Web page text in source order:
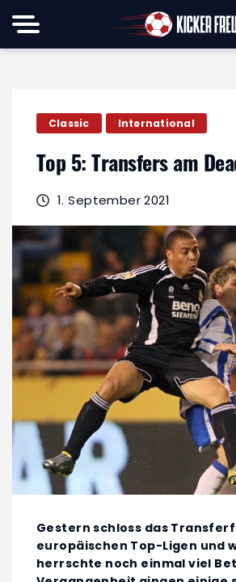
Classic International
Top 5: Transfers am
1. September 2021
Gestern schloss das
europäischen Top-Ligen und
herrschte noch einmal viel